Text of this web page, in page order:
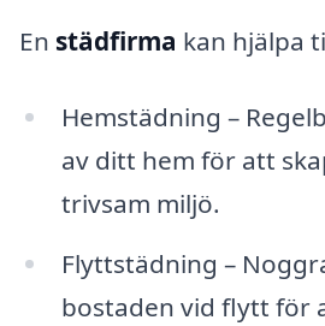
En städfirma kan hjälpa
Hemstädning –
av ditt hem för att
trivsam miljö.
Flyttstädning –
bostaden vid flytt för